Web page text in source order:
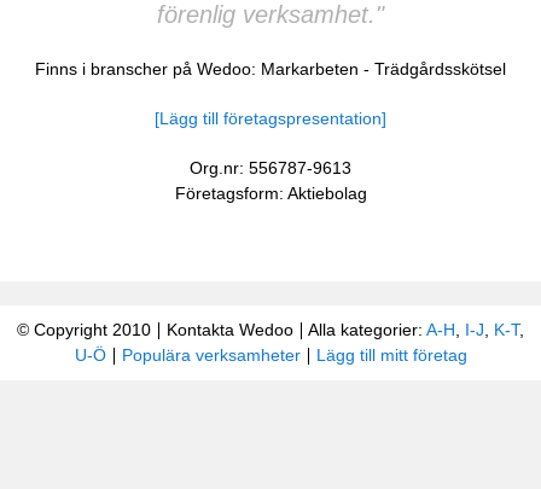
förenlig verksamhet."
Finns i branscher på Wedoo: Markarbeten - Trädgårdsskötsel
[Lägg till företagspresentation]
Org.nr: 556787-9613
Företagsform: Aktiebolag
© Copyright 2010 Kontakta Wedoo Alla kategorier: A-H I-J K-T,
U-Ö
Populära verksamheter Lägg till mitt företag